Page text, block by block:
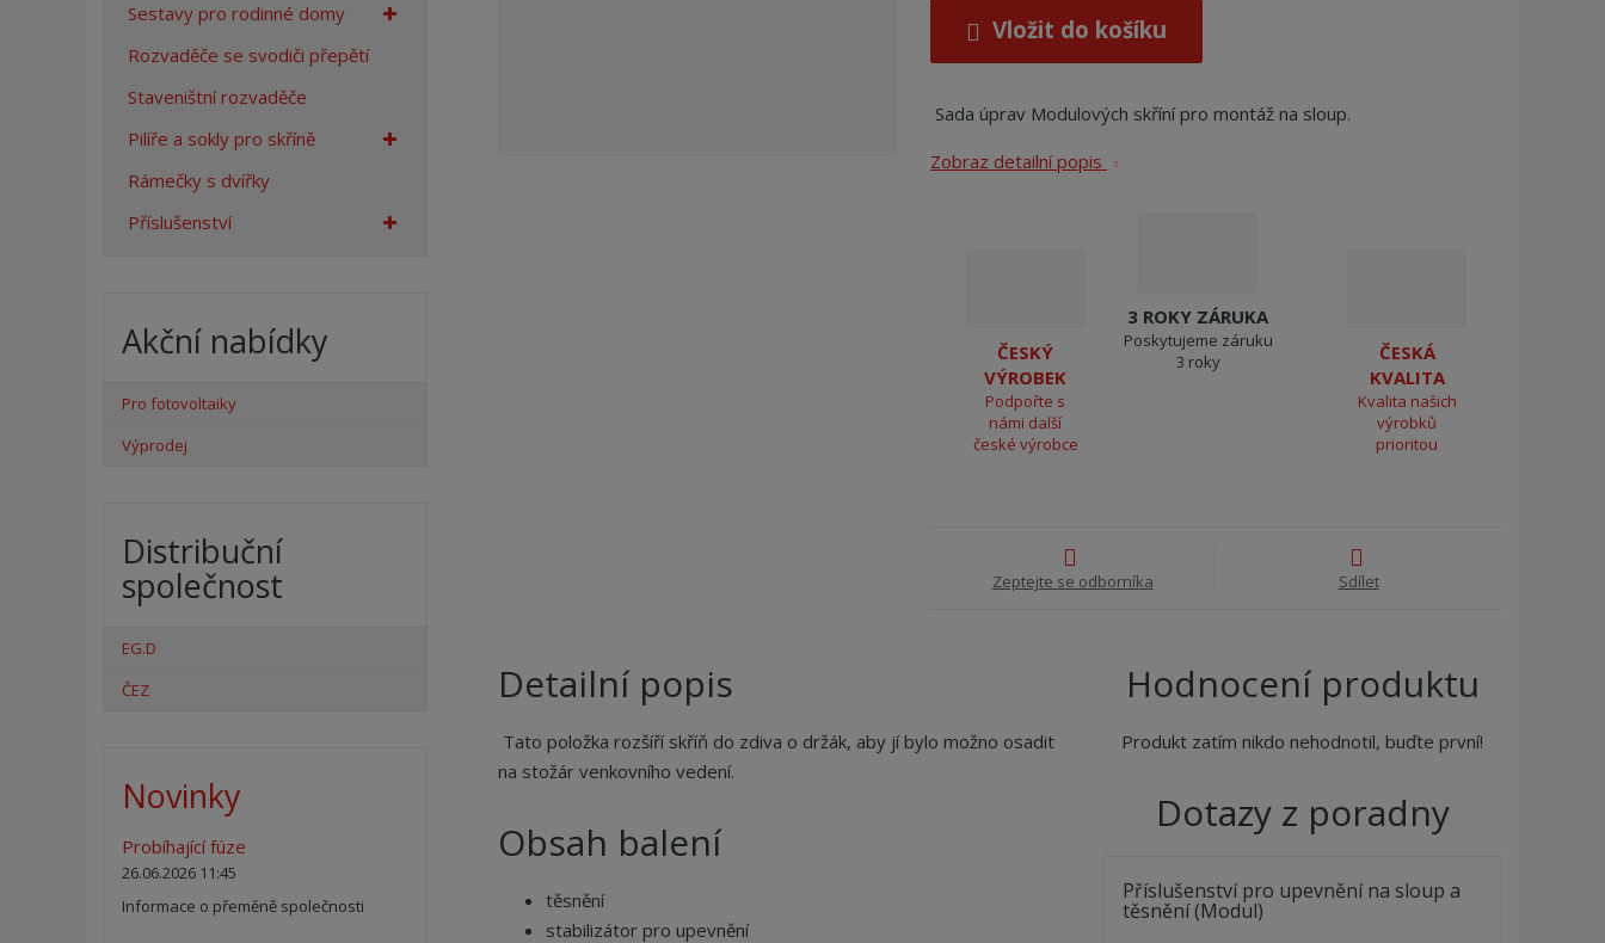
Vložit do košíku
Sada úprav Modulových skříní pro montáž na sloup.
Zobraz detailní popis
ČESKÝ
VÝROBEK
Podpořte s
námi další
české výrobce
3 ROKY ZÁRUKA
Poskytujeme záruku
3 roky
ČESKÁ
KVALITA
Kvalita našich
výrobků
prioritou
Zeptejte se odborníka Sdílet
Detailní popis
Tato položka rozšíří skříň do zdiva o držák, aby jí bylo možno osadit
na stožár venkovního vedení.
Obsah balení
těsnění
stabilizátor pro upevnění
Hodnocení produktu
Produkt zatím nikdo nehodnotil, buďte první!
Dotazy z poradny
Příslušenství pro upevnění na sloup a
těsnění (Modul)
Sestavy pro rodinné domy
Rozvaděče se svodiči přepětí
Staveništní rozvaděče
Pilíře a sokly pro skříně
Rámečky s dvířky
Příslušenství
Akční nabídky
Pro fotovoltaiky
Výprodej
Distribuční
společnost
EG.D
ČEZ
Novinky
Probíhající fúze
26.06.2026 11:45
Informace o přeměně společnosti